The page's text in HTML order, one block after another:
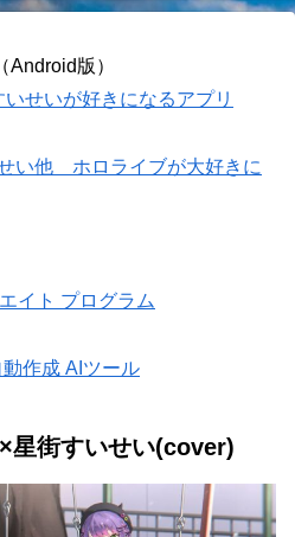
版）
せいが好きになるアプリ
い他 ホロライブが大好きに
イト プログラム
作成 AIツール
星街すいせい(cover)